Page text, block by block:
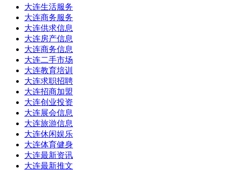
大连生活服务
大连商务服务
大连供求信息
大连房产信息
大连商务信息
大连二手市场
大连教育培训
大连求职招聘
大连招商加盟
大连创业投资
大连展会信息
大连旅游信息
大连休闲娱乐
大连体育健身
大连最新资讯
大连最新推文